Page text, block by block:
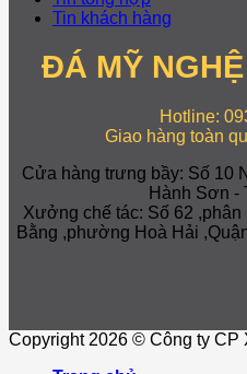
Tin khách hàng
ĐÁ MỸ
Hotline:
Giao hàng toàn
Cửa hàng trưng bầy: Số 10
Hành Sơn -
Xưởng chế tác: Số 62
Bằng ,phường Hoà Hải
Copyright 2026 © Công ty